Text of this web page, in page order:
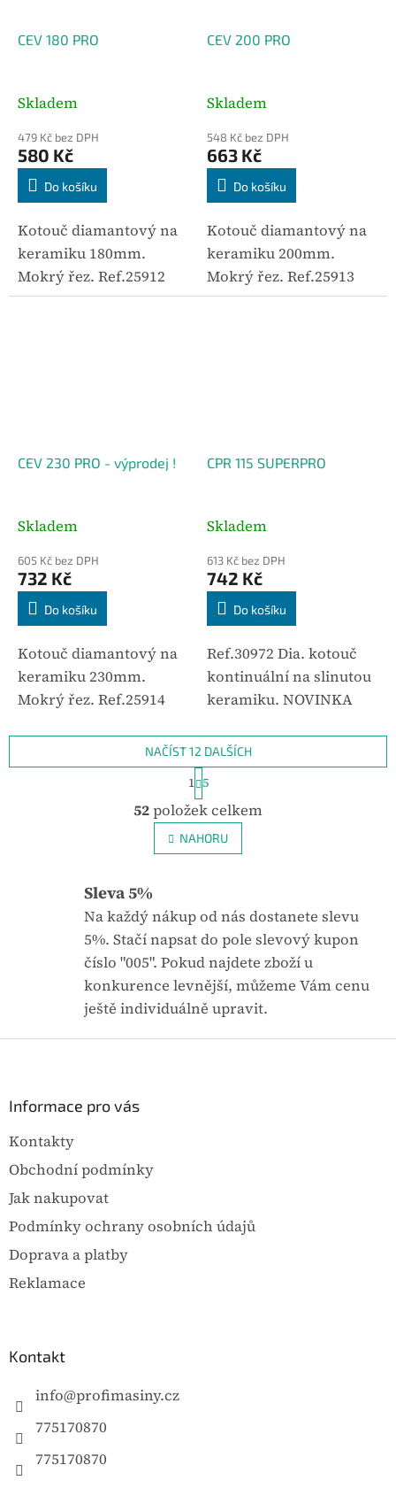
CEV 180 PRO
Skladem
479 Kč bez DPH
580 Kč
Do košíku
Kotouč diamantový na
keramiku 180mm.
Mokrý řez. Ref.25912
CEV 200 PRO
Skladem
548 Kč bez DPH
663 Kč
Do košíku
Kotouč diamantový na
keramiku 200mm.
Mokrý řez. Ref.25913
CEV 230 PRO - výprodej !
Skladem
605 Kč bez DPH
732 Kč
Do košíku
Kotouč diamantový na
keramiku 230mm.
Mokrý řez. Ref.25914
CPR 115 SUPERPRO
Skladem
613 Kč bez DPH
742 Kč
Do košíku
Ref.30972 Dia. kotouč
kontinuální na slinutou
keramiku. NOVINKA
O
v
l
á
í
p
r
v
k
y
v
ý
NAČÍST 12 DALŠÍCH
S
t
r
á
n
k
n
í
1 5
52položek celkem
NAHORU
Sleva 5%
Na každý nákup od nás dostanete slevu
5%. Stačí napsat do pole slevový kupon
číslo "005". Pokud najdete zboží u
konkurence levnější, můžeme Vám cenu
ještě individuálně upravit.
Informace pro vás
Kontakty
Obchodní podmínky
Jak nakupovat
Podmínky ochrany osobních údajů
Doprava a platby
Reklamace
Kontakt
info@profimasiny.cz
775170870
775170870